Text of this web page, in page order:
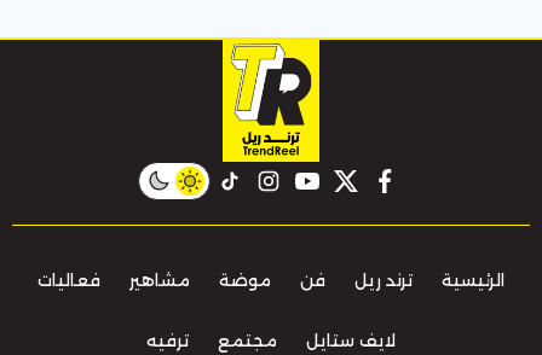
facebook
twitter
youtube
instagram
tiktok
الرئيسية ترند ريل فن موضة مشاهير فعاليات
لايف ستايل مجتمع ترفيه